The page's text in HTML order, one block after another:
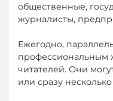
общественные,
журналисты,
Ежегодно,
профессиональным
читателей. Они
или сразу